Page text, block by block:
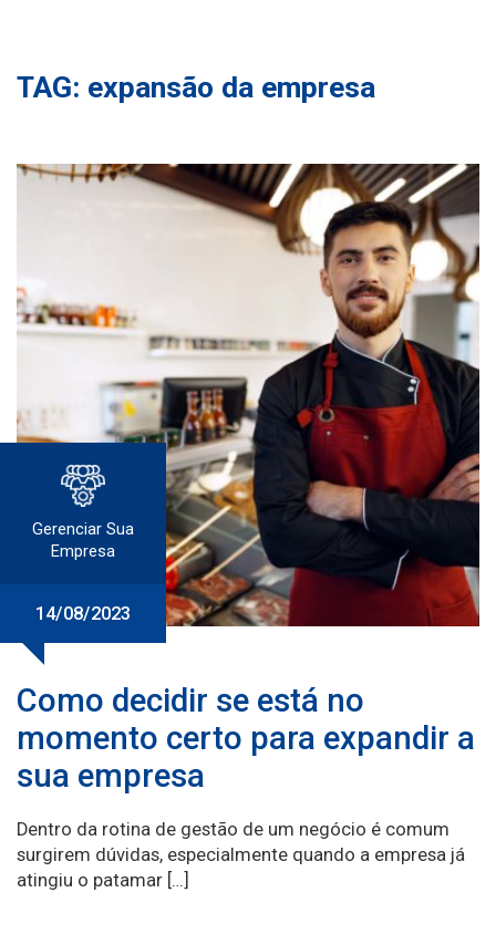
TAG: expansão da empresa
Gerenciar Sua
Empresa
14/08/2023
Como decidir se está no
momento certo para expandir a
sua empresa
Dentro da rotina de gestão de um negócio é comum
surgirem dúvidas, especialmente quando a empresa já
atingiu o patamar […]